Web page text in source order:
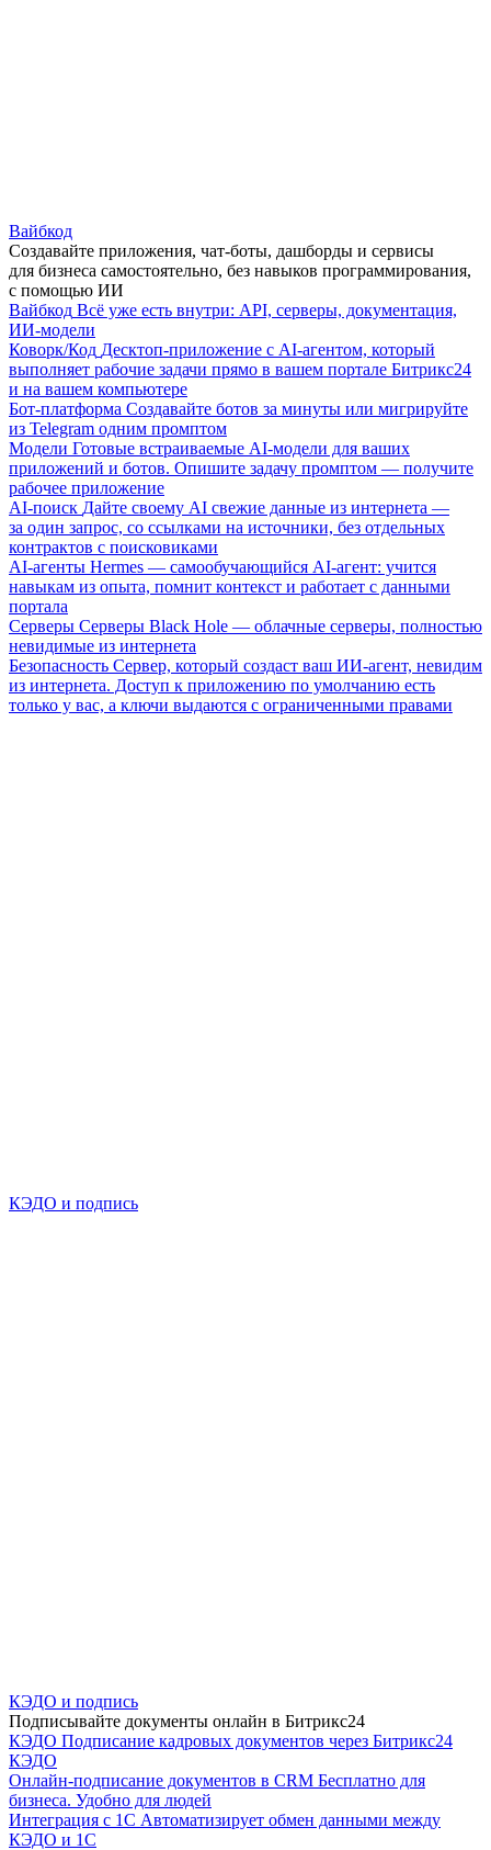
Вайбкод
Создавайте приложения, чат-боты, дашборды и сервисы
для бизнеса самостоятельно, без навыков программирования,
с помощью ИИ
Вайбкод Всё уже есть внутри: API, серверы, документация,
ИИ-модели
Коворк/Код Десктоп-приложение с AI-агентом, который
выполняет рабочие задачи прямо в вашем портале Битрикс24
и на вашем компьютере
Бот-платформа Создавайте ботов за минуты или мигрируйте
из Telegram одним промптом
Модели Готовые встраиваемые AI-модели для ваших
приложений и ботов. Опишите задачу промптом — получите
рабочее приложение
AI-поиск Дайте своему AI свежие данные из интернета —
за один запрос, со ссылками на источники, без отдельных
контрактов с поисковиками
AI-агенты Hermes — самообучающийся AI-агент: учится
навыкам из опыта, помнит контекст и работает с данными
портала
Серверы Серверы Black Hole — облачные серверы, полностью
невидимые из интернета
Безопасность Сервер, который создаст ваш ИИ-агент, невидим
из интернета. Доступ к приложению по умолчанию есть
только у вас, а ключи выдаются с ограниченными правами
КЭДО и подпись
КЭДО и подпись
Подписывайте документы онлайн в Битрикс24
КЭДО Подписание кадровых документов через Битрикс24
КЭДО
Онлайн-подписание документов в CRM Бесплатно для
бизнеса. Удобно для людей
Интеграция с 1С Автоматизирует обмен данными между
КЭДО и 1С